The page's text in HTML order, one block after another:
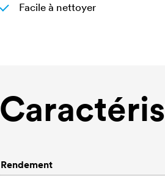
Facile à nettoyer
Rendement